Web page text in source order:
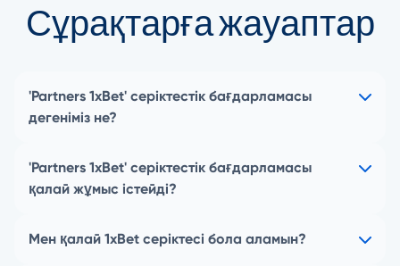
Сұрақтарға жауаптар
'Partners 1xBet' серіктестік бағдарламасы
дегеніміз не?
'Partners 1xBet' серіктестік бағдарламасы
қалай жұмыс істейді?
Мен қалай 1xBet серіктесі бола аламын?